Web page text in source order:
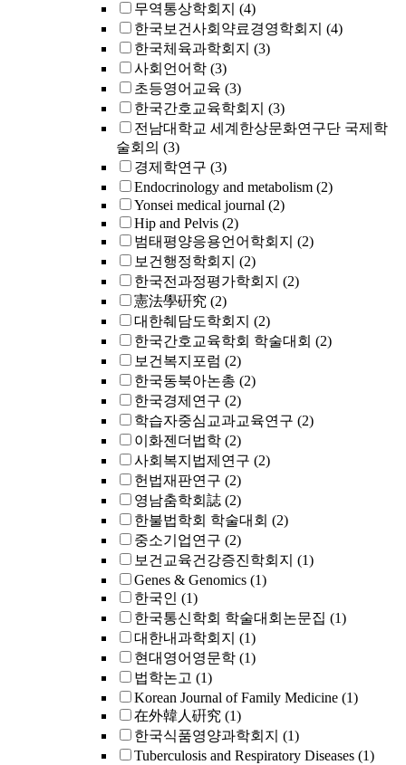
무역통상학회지 (4)
한국보건사회약료경영학회지 (4)
한국체육과학회지 (3)
사회언어학 (3)
초등영어교육 (3)
한국간호교육학회지 (3)
전남대학교 세계한상문화연구단 국제학
술회의 (3)
경제학연구 (3)
Endocrinology and metabolism (2)
Yonsei medical journal (2)
Hip and Pelvis (2)
범태평양응용언어학회지 (2)
보건행정학회지 (2)
한국전과정평가학회지 (2)
憲法學硏究 (2)
대한췌담도학회지 (2)
한국간호교육학회 학술대회 (2)
보건복지포럼 (2)
한국동북아논총 (2)
한국경제연구 (2)
학습자중심교과교육연구 (2)
이화젠더법학 (2)
사회복지법제연구 (2)
헌법재판연구 (2)
영남춤학회誌 (2)
한불법학회 학술대회 (2)
중소기업연구 (2)
보건교육건강증진학회지 (1)
Genes & Genomics (1)
한국인 (1)
한국통신학회 학술대회논문집 (1)
대한내과학회지 (1)
현대영어영문학 (1)
법학논고 (1)
Korean Journal of Family Medicine (1)
在外韓人硏究 (1)
한국식품영양과학회지 (1)
Tuberculosis and Respiratory Diseases (1)